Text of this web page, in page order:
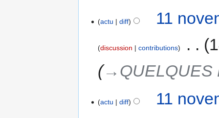
actu diff 11
discussion contributions
→‎QUELQUES
actu diff 11